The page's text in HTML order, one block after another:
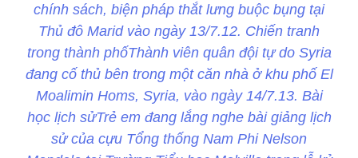
chính sách, biện pháp thắt lưng buộc bụng tại
Thủ đô Marid vào ngày 13/7.12. Chiến tranh
trong thành phốThành viên quân đội tự do Syria
đang cố thủ bên trong một căn nhà ở khu phố El
Moalimin Homs, Syria, vào ngày 14/7.13. Bài
học lịch sửTrẻ em đang lắng nghe bài giảng lịch
sử của cựu Tổng thống Nam Phi Nelson